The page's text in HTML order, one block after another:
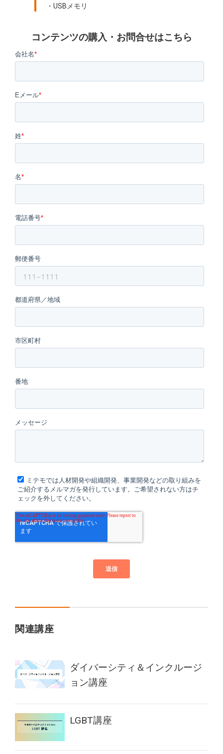
・USBメモリ
コンテンツの購入・お問合せはこちら
関連講座
ダイバーシティ＆インクルージ
ョン講座
LGBT講座